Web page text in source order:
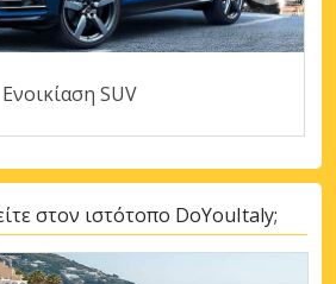
Ενοικίαση SUV
στον ιστότοπο DoYouItaly;